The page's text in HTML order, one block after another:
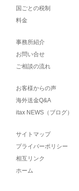
国ごとの税制
料金
事務所紹介
お問い合せ
ご相談の流れ
お客様からの声
海外送金Q&A
itax NEWS（ブログ）
サイトマップ
プライバーポリシー
相互リンク
ホーム